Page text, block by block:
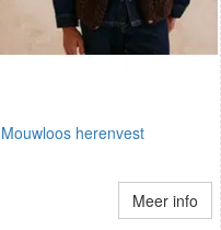
Mouwloos herenvest
Meer info